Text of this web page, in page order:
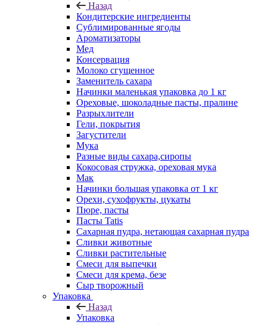
Назад
Кондитерские ингредиенты
Сублимированные ягоды
Ароматизаторы
Мед
Консервация
Молоко сгущенное
Заменитель сахара
Начинки маленькая упаковка до 1 кг
Ореховые, шоколадные пасты, пралине
Разрыхлители
Гели, покрытия
Загустители
Мука
Разные виды сахара,сиропы
Кокосовая стружка, ореховая мука
Мак
Начинки большая упаковка от 1 кг
Орехи, сухофрукты, цукаты
Пюре, пасты
Пасты Tatis
Сахарная пудра, нетающая сахарная пудра
Сливки животные
Сливки растительные
Смеси для выпечки
Смеси для крема, безе
Сыр творожный
Упаковка
Назад
Упаковка